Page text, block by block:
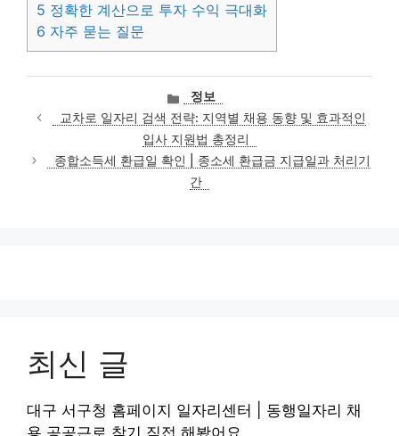
5 정확한 계산으로 투자 수익 극대화
6 자주 묻는 질문
카
테
고
리
정보
교차로 일자리 검색 전략: 지역별 채용 동향 및 효과적인
입사 지원법 총정리
종합소득세 환급일 확인 | 종소세 환급금 지급일과 처리기
간
최신 글
대구 서구청 홈페이지 일자리센터 | 동행일자리 채